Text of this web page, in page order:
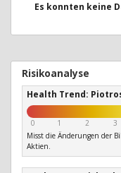
Es konnten keine
Risikoanalyse
Health Trend:
0 1 2 3
Misst die Änderungen der
Aktien.